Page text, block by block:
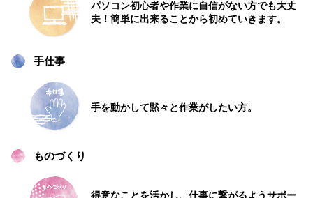
パソコン初心者や作業に自信がない方でも大丈
夫！簡単に出来ることから初めていきます。
手仕事
手を動かして黙々と作業がしたい方。
ものづくり
得意なことを活かし、 仕事に繋がるようサポー